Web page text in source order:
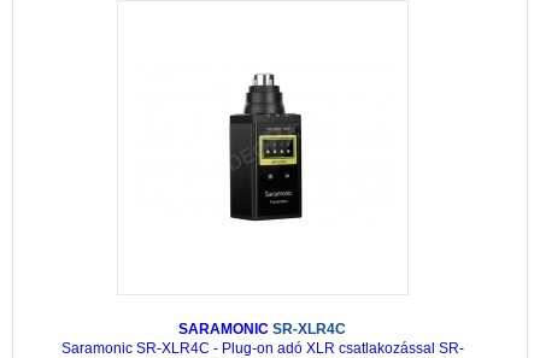
SARAMONIC SR-XLR4C
Saramonic SR-XLR4C - Plug-on adó XLR csatlakozással SR-